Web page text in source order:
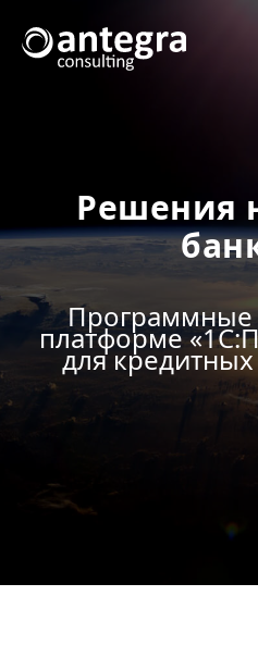
Решения
Программные
платформе
для